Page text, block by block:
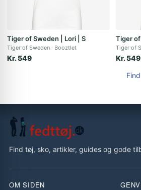
Tiger of Sweden | Lori | S
Tiger of Sweden Booztlet
Kr. 549
Tiger
Tiger of
Kr. 549
Find tøj, sko, artikler, guides og gode
OM SIDEN